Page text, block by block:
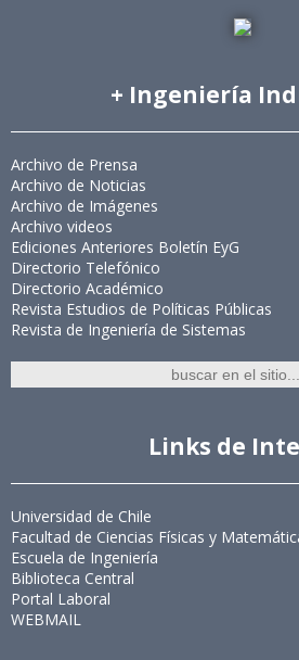
+ Ingeniería
Archivo de Prensa
Archivo de Noticias
Archivo de Imágenes
Archivo videos
Ediciones Anteriores Boletín EyG
Directorio Telefónico
Directorio Académico
Revista Estudios de Políticas Públicas
Revista de Ingeniería de Sistemas
Links de
Universidad de Chile
Facultad de Ciencias Físicas y
Escuela de Ingeniería
Biblioteca Central
Portal Laboral
WEBMAIL